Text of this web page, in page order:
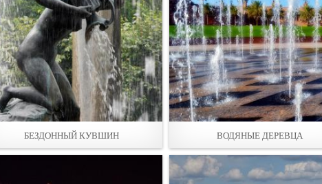
БЕЗДОННЫЙ КУВШИН ВОДЯНЫЕ ДЕРЕВЦА